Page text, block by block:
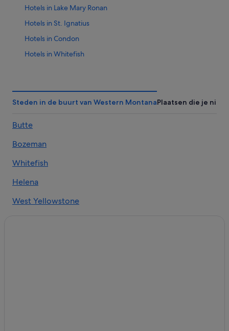
Hotels in Lake Mary Ronan
Hotels in St. Ignatius
Hotels in Condon
Hotels in Whitefish
Hotels in Somers
Hotels in Wye
Hotels in Kalispell
B&B in DeSmet
Steden in de buurt van Western MontanaPlaatsen die je niet
Butte
Bozeman
Whitefish
Helena
West Yellowstone